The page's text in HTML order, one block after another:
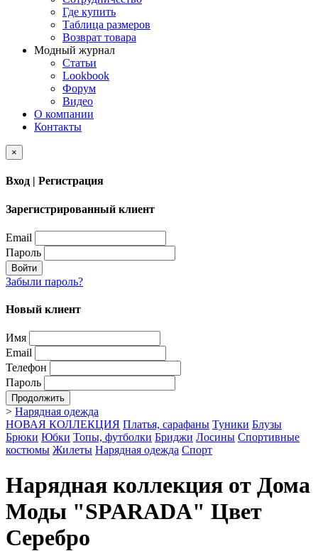
Где купить
Таблица размеров
Возврат товара
Модный журнал
Статьи
Lookbook
Форум
Видео
О компании
Контакты
×
Вход | Регистрация
Зарегистрированный клиент
Email
Пароль
Войти
Забыли пароль?
Новый клиент
Имя
Email
Телефон
Пароль
Продолжить
> Нарядная одежда
НОВАЯ КОЛЛЕКЦИЯ Платья, сарафаны Туники Блузы
Брюки Юбки Топы, футболки Бриджи Лосины Спортивные
костюмы Жилеты Нарядная одежда Спорт
Нарядная коллекция от Дома
Моды "SPARADA" Цвет
Серебро